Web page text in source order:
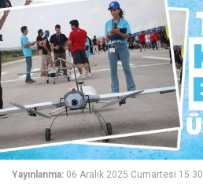
Yayınlanma: 06 Aralık 2025 Cumartesi 15:30